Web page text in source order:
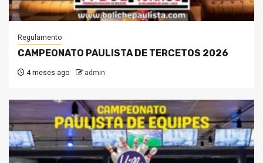
Regulamento
CAMPEONATO PAULISTA DE TERCETOS 2026
4 meses ago admin